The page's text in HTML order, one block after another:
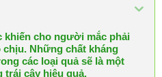
khiến cho người mắc phải
chịu. Những chất kháng
các loại quả sẽ là một
trái cây hiệu quả.